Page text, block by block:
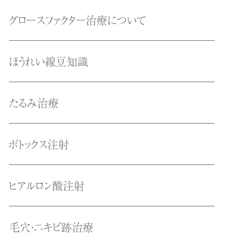
グロースファクター治療について
ほうれい線豆知識
たるみ治療
ボトックス注射
ヒアルロン酸注射
毛穴・ニキビ跡治療